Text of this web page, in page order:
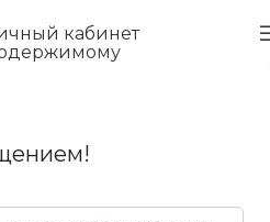
кабинет